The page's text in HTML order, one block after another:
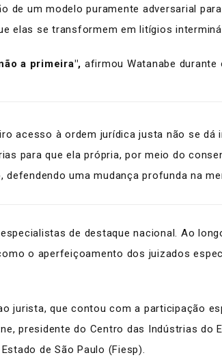
um modelo puramente adversarial
elas se transformem em litígios
a primeira", afirmou Watanabe durante
acesso à ordem jurídica justa não se dá
para que ela própria, por meio do
uma mudança profunda na
de destaque nacional. Ao
o aperfeiçoamento dos juizados
jurista, que contou com a participação
presidente do Centro das Indústrias do
de São Paulo (Fiesp).